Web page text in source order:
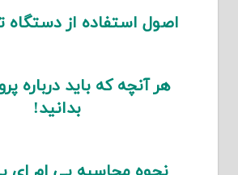
اصول استفاده از
هر آنچه که باید درباره
بدانید!